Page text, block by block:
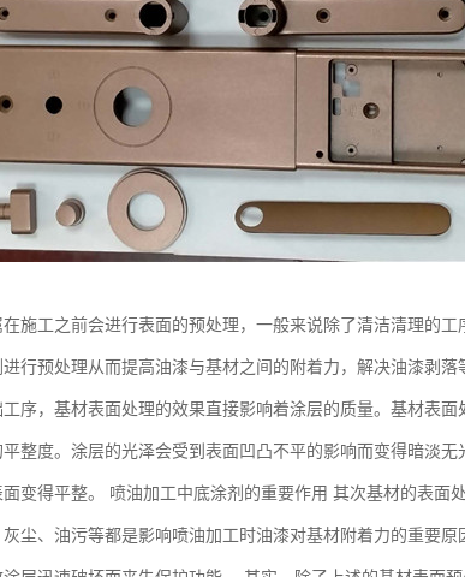
施工之前会进行表面的预处理，一般来说除了清洁清理的工
行预处理从而提高油漆与基材之间的附着力，解决油漆剥落
序，基材表面处理的效果直接影响着涂层的质量。基材表
整度。涂层的光泽会受到表面凹凸不平的影响而变得暗淡
变得平整。 喷油加工中底涂剂的重要作用 其次基材的表面
尘、油污等都是影响喷油加工时油漆对基材附着力的重要